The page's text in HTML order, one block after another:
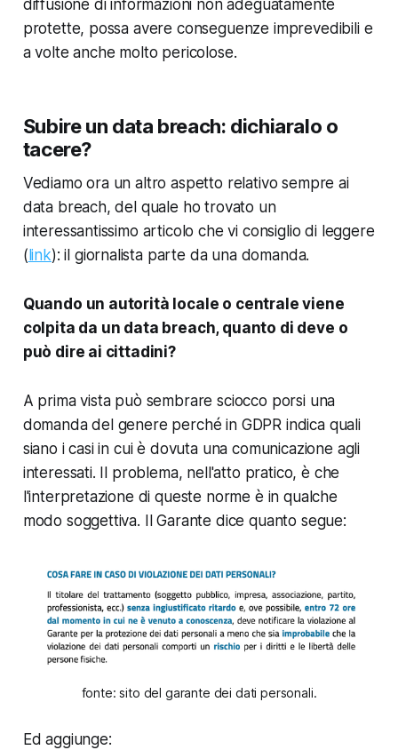
diffusione di informazioni non adeguatamente
protette, possa avere conseguenze imprevedibili e
a volte anche molto pericolose.
Subire un data breach: dichiaralo o
tacere?
Vediamo ora un altro aspetto relativo sempre ai
data breach, del quale ho trovato un
interessantissimo articolo che vi consiglio di leggere
(link): il giornalista parte da una domanda.
Quando un autorità locale o centrale viene
colpita da un data breach, quanto di deve o
può dire ai cittadini?
A prima vista può sembrare sciocco porsi una
domanda del genere perché in GDPR indica quali
siano i casi in cui è dovuta una comunicazione agli
interessati. Il problema, nell'atto pratico, è che
l'interpretazione di queste norme è in qualche
modo soggettiva. Il Garante dice quanto segue:
fonte: sito del garante dei dati personali.
Ed aggiunge: